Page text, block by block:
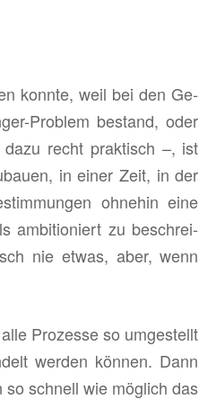
konn­te, weil bei den Ge­
Pro­blem be­stand, oder
recht prak­tisch –, ist
in einer Zeit, in der
oh­ne­hin eine
am­bi­tio­niert zu be­schrei­
nie etwas, aber, wenn
Pro­zes­se so um­ge­stellt
wer­den kön­nen. Dann
schnell wie mög­lich das